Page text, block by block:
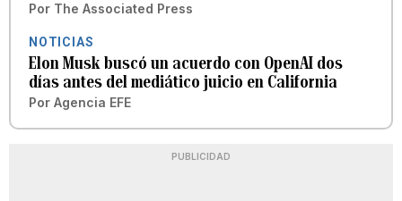
Por The Associated Press
NOTICIAS
Elon Musk buscó un acuerdo con OpenAI dos
días antes del mediático juicio en California
Por Agencia EFE
PUBLICIDAD